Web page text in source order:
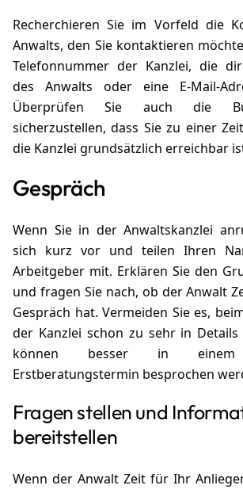
Recherchieren Sie im Vorfeld die
Anwalts, den Sie kontaktieren
Telefonnummer der Kanzlei, die
des Anwalts oder eine E-Mail-
Überprüfen Sie auch die
sicherzustellen, dass Sie zu einer
die Kanzlei grundsätzlich erreichbar
Gespräch
Wenn Sie in der Anwaltskanzlei
sich kurz vor und teilen Ihren
Arbeitgeber mit. Erklären Sie den
und fragen Sie nach, ob der Anwalt
Gespräch hat. Vermeiden Sie es,
der Kanzlei schon zu sehr in
können besser in einem
Erstberatungstermin besprochen
Fragen stellen und
bereitstellen
Wenn der Anwalt Zeit für Ihr